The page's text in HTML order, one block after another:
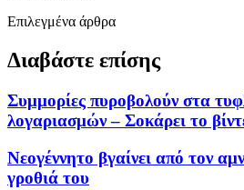
Επιλεγμένα άρθρα
Διαβάστε επίσης
Συμμορίες πυροβολούν στα
λογαριασμών – Σοκάρει το
Νεογέννητο βγαίνει από τον
γροθιά του